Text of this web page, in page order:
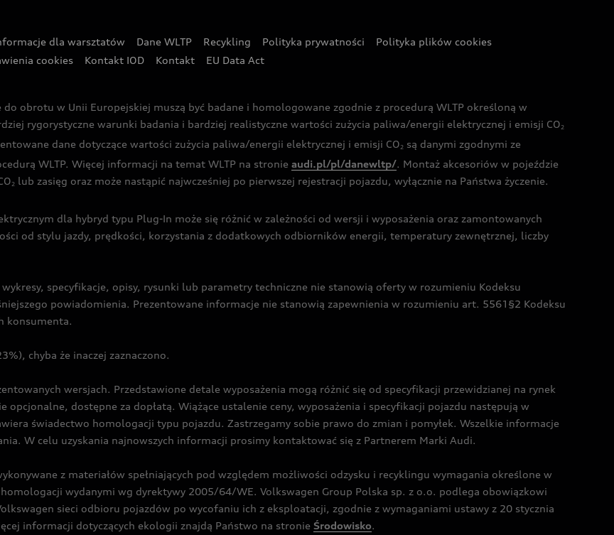
dla warsztatów Dane WLTP Recykling Polityka prywatności
Polityka plików cookies
cookies Kontakt IOD Kontakt EU Data Act
obrotu w Unii Europejskiej muszą być badane i homologowane zgodnie z procedurą WLTP określoną w
rygorystyczne warunki badania i bardziej realistyczne wartości zużycia paliwa/energii elektrycznej i emisji CO2
dane dotyczące wartości zużycia paliwa/energii elektrycznej i emisji CO2 są danymi zgodnymi ze
WLTP. Więcej informacji na temat WLTP na stronie audi.pl/pl/danewltp/. Montaż akcesoriów w pojeździe
2 lub zasięg oraz może nastąpić najwcześniej po pierwszej rejestracji pojazdu, wyłącznie na Państwa życzenie.
dla hybryd typu Plug-In może się różnić w zależności od wersji i wyposażenia oraz zamontowanych
od stylu jazdy, prędkości, korzystania z dodatkowych odbiorników energii, temperatury zewnętrznej, liczby
specyfikacje, opisy, rysunki lub parametry techniczne nie stanowią oferty w rozumieniu Kodeksu
powiadomienia. Prezentowane informacje nie stanowią zapewnienia w rozumieniu art. 5561§2 Kodeksu
konsumenta.
chyba że inaczej zaznaczono.
wersjach. Przedstawione detale wyposażenia mogą różnić się od specyfikacji przewidzianej na rynek
opcjonalne, dostępne za dopłatą. Wiążące ustalenie ceny, wyposażenia i specyfikacji pojazdu następują w
świadectwo homologacji typu pojazdu. Zastrzegamy sobie prawo do zmian i pomyłek. Wszelkie informacje
W celu uzyskania najnowszych informacji prosimy kontaktować się z Partnerem Marki Audi.
z materiałów spełniających pod względem możliwości odzysku i recyklingu wymagania określone w
wydanymi wg dyrektywy 2005/64/WE. Volkswagen Group Polska sp. z o.o. podlega obowiązkowi
sieci odbioru pojazdów po wycofaniu ich z eksploatacji, zgodnie z wymaganiami ustawy z 20 stycznia
informacji dotyczących ekologii znajdą Państwo na stronie Środowisko.